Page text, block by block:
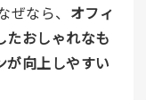
ぜなら、 オフィ
たおしゃれなも
が向上しやすい